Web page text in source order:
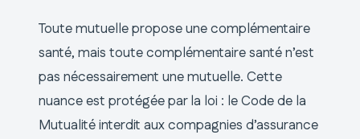
Toute mutuelle propose une complémentaire
santé, mais toute complémentaire santé n’est
pas nécessairement une mutuelle. Cette
nuance est protégée par la loi : le Code de la
Mutualité interdit aux compagnies d’assurance